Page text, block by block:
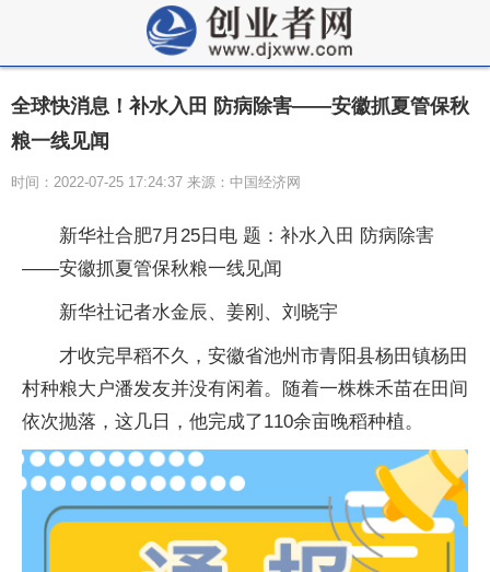
全球快消息！补水入田 防病除害——安徽抓夏管保秋
粮一线见闻
时间：2022-07-25 17:24:37 来源：中国经济网
新华社合肥7月25日电 题：补水入田 防病除害
——安徽抓夏管保秋粮一线见闻
新华社记者水金辰、姜刚、刘晓宇
才收完早稻不久，安徽省池州市青阳县杨田镇杨田
村种粮大户潘发友并没有闲着。随着一株株禾苗在田间
依次抛落，这几日，他完成了110余亩晚稻种植。